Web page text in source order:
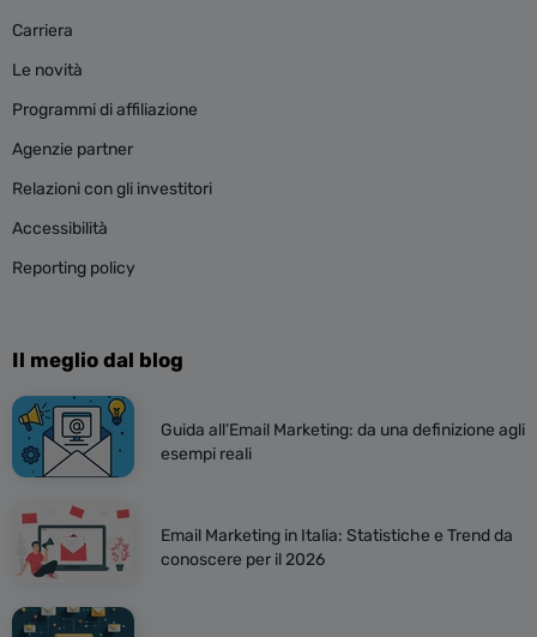
Carriera
Le novità
Programmi di affiliazione
Agenzie partner
Relazioni con gli investitori
Accessibilità
Reporting policy
Il meglio dal blog
Guida all’Email Marketing: da una definizione agli
esempi reali
Email Marketing in Italia: Statistiche e Trend da
conoscere per il 2026